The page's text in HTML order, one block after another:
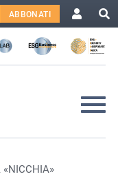
ABBONATI
«NICCHIA»